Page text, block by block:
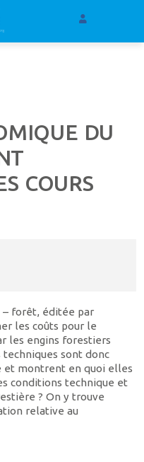
DU
COURS
– forêt, éditée par
les coûts pour le
les engins forestiers
sont donc
et montrent en quoi elles
conditions technique et
? On y trouve
relative au